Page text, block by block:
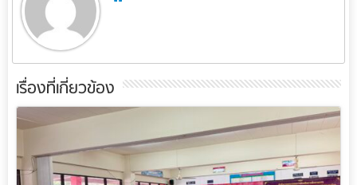
เรื่องที่เกี่ยวข้อง